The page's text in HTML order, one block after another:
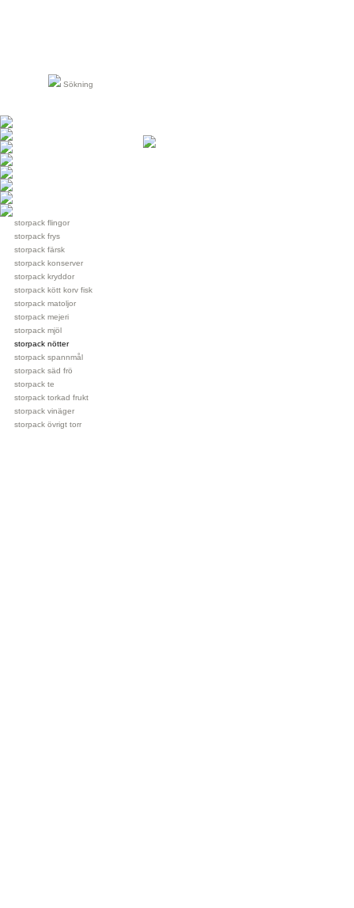
Sökning
storpack flingor
storpack frys
storpack färsk
storpack konserver
storpack kryddor
storpack kött korv fisk
storpack matoljor
storpack mejeri
storpack mjöl
storpack nötter
storpack spannmål
storpack säd frö
storpack te
storpack torkad frukt
storpack vinäger
storpack övrigt torr